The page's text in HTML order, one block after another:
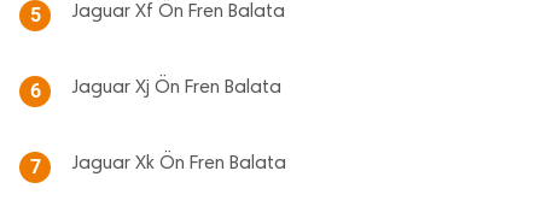
5 Jaguar Xf Ön Fren Balata
6 Jaguar Xj Ön Fren Balata
7 Jaguar Xk Ön Fren Balata